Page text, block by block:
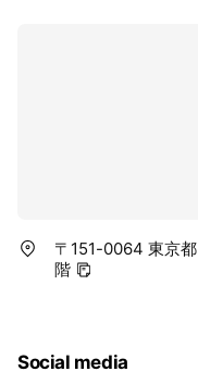
〒151-0064 東京
階
Social media